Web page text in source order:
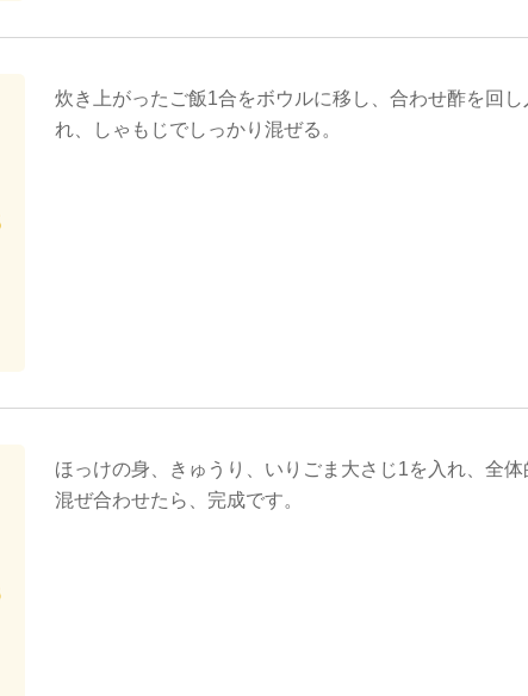
炊き上がったご飯1合をボウルに移し、合わせ酢を回し
れ、しゃもじでしっかり混ぜる。
ほっけの身、きゅうり、いりごま大さじ1を入れ、全体
混ぜ合わせたら、完成です。